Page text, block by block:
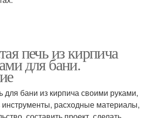
печь из кирпича
для бани.
для бани из кирпича своими руками,
инструменты, расходные материалы,